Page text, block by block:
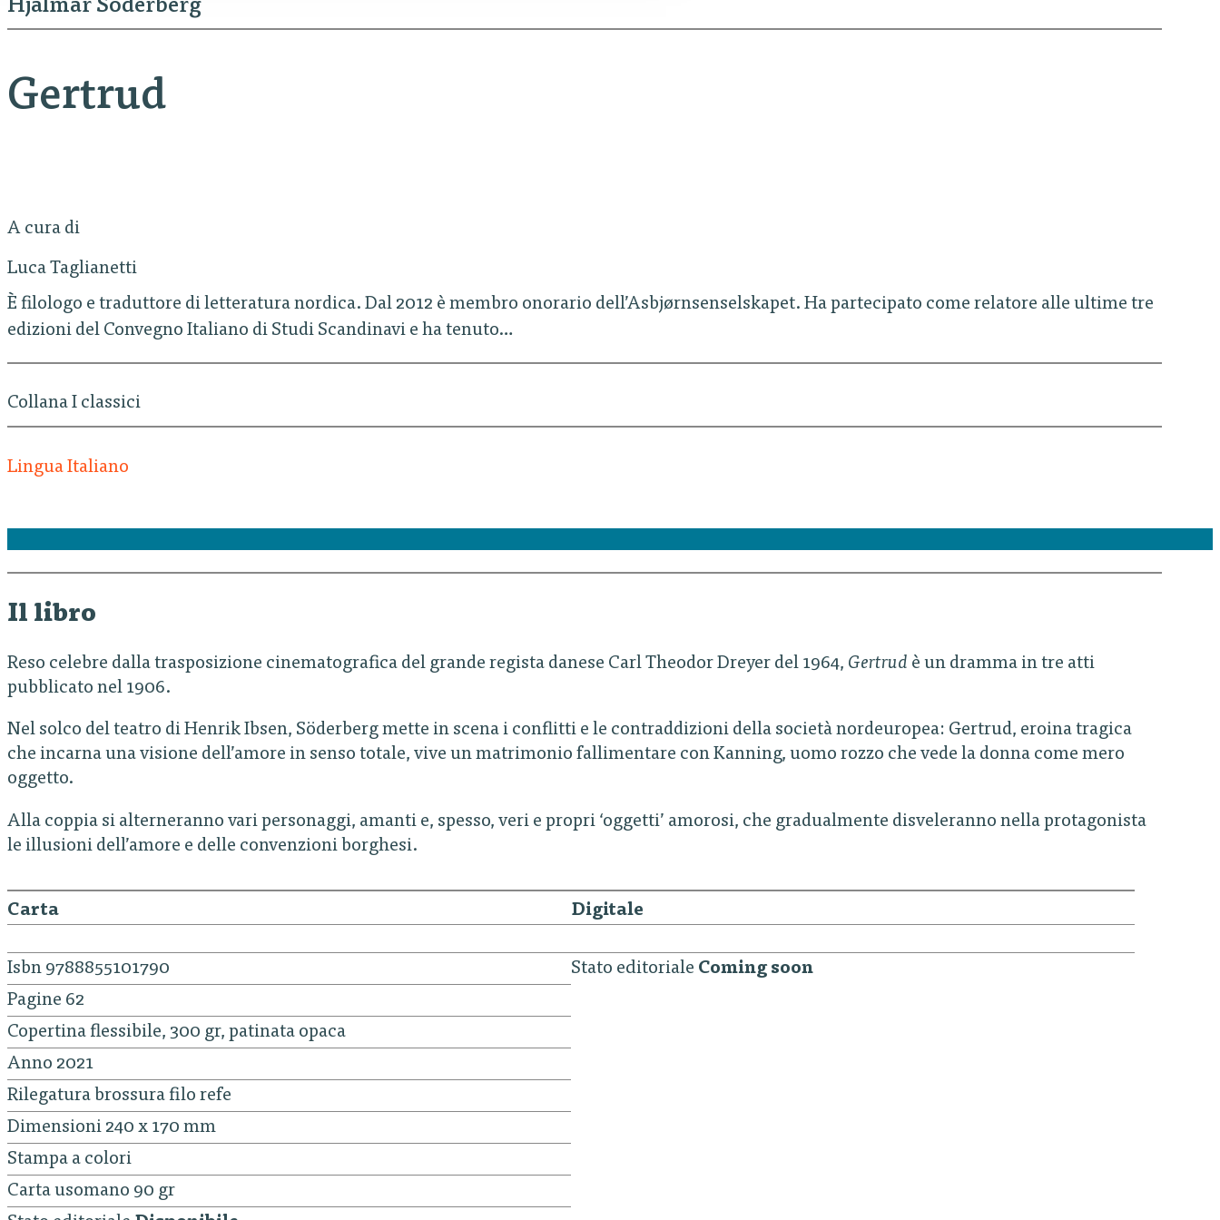
Hjalmar Söderberg
Gertrud
A cura di
Luca Taglianetti
È filologo e traduttore di letteratura nordica. Dal 2012 è membro onorario dell’Asbjørnsenselskapet. Ha partecipato come relatore alle ultime tre
edizioni del Convegno Italiano di Studi Scandinavi e ha tenuto…
Collana I classici
Lingua Italiano
Il libro
Reso celebre dalla trasposizione cinematografica del grande regista danese Carl Theodor Dreyer del 1964, Gertrud è un dramma in tre atti
pubblicato nel 1906.
Nel solco del teatro di Henrik Ibsen, Söderberg mette in scena i conflitti e le contraddizioni della società nordeuropea: Gertrud, eroina tragica
che incarna una visione dell’amore in senso totale, vive un matrimonio fallimentare con Kanning, uomo rozzo che vede la donna come mero
oggetto.
Alla coppia si alterneranno vari personaggi, amanti e, spesso, veri e propri ‘oggetti’ amorosi, che gradualmente disveleranno nella protagonista
le illusioni dell’amore e delle convenzioni borghesi.
Carta
Isbn 9788855101790
Pagine 62
Copertina flessibile, 300 gr, patinata opaca
Anno 2021
Rilegatura brossura filo refe
Dimensioni 240 x 170 mm
Stampa a colori
Carta usomano 90 gr
Digitale
Stato editoriale Coming soon